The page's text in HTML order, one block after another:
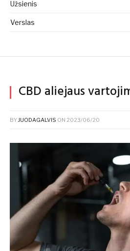
Užsienis
Verslas
CBD aliejaus
BYJUODAGALVIS ON 2023/06/20